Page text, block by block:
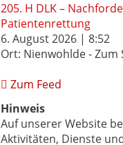
205. H DLK –
Patientenrettung
6. August 2026 | 8:52
Ort: Nienwohlde - Zum
Zum Feed
Hinweis
Auf unserer Website
Aktivitäten, Dienste